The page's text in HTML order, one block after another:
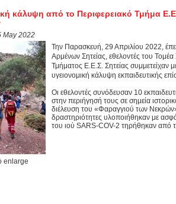
κάλυψη από το Περιφερειακό Τμήμα
May 2022
enlarge
Την Παρασκευή, 29 Απριλίου 2022,
Αρμένων Σητείας, εθελοντές του
Τμήματος Ε.Ε.Σ. Σητείας συμμετείχαν
υγειονομική κάλυψη εκπαιδευτικής
Οι εθελοντές συνόδευσαν 10
στην περιήγησή τους σε σημεία
διέλευση του «Φαραγγιού των
δραστηριότητες υλοποιήθηκαν με
του ιού SARS-COV-2 τηρήθηκαν από